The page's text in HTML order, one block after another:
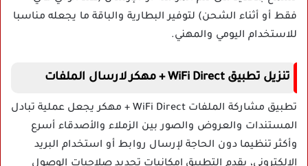
فقط أو أثناء الشحن) لتوفير البطارية والباقة ما يجعله مناسبا
للاستخدام اليومي والمهني.
تنزيل تطبيق WiFi Direct + مهكر لارسال الملفات
تطبيق مشاركة الملفات WiFi Direct + مهكر يجعل عملية تبادل
المستندات والعروض والصور بين الزملاء والأصدقاء أسرع
وأكثر تنظيما دون الحاجة لإرسال روابط أو استخدام البريد